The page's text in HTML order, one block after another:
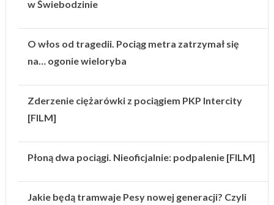
w Świebodzinie
O włos od tragedii. Pociąg metra zatrzymał się
na… ogonie wieloryba
Zderzenie ciężarówki z pociągiem PKP Intercity
[FILM]
Płoną dwa pociągi. Nieoficjalnie: podpalenie [FILM]
Jakie będą tramwaje Pesy nowej generacji? Czyli